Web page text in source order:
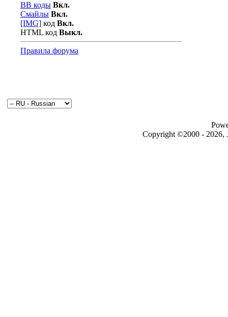
BB коды Вкл.
Смайлы Вкл.
[IMG] код Вкл.
HTML код Выкл.
Правила форума
Copyright ©2000 - 2026,